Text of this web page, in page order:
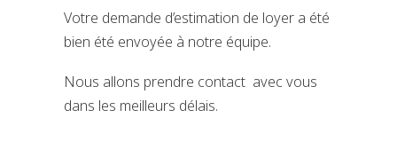
Votre demande d’estimation de loyer a été
bien été envoyée à notre équipe.
Nous allons prendre contact avec vous
dans les meilleurs délais.